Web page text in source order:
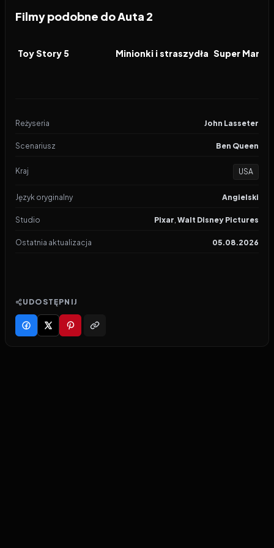
Filmy podobne do Auta 2
FILM
Toy Story 5 FILM
Minionki i straszydła FILM
Reżyseria John Lasseter
Scenariusz Ben Queen
Kraj USA
Język oryginalny Angielski
Studio Pixar, Walt Disney Pictures
Ostatnia aktualizacja 05.08.2026
UDOSTĘPNIJ